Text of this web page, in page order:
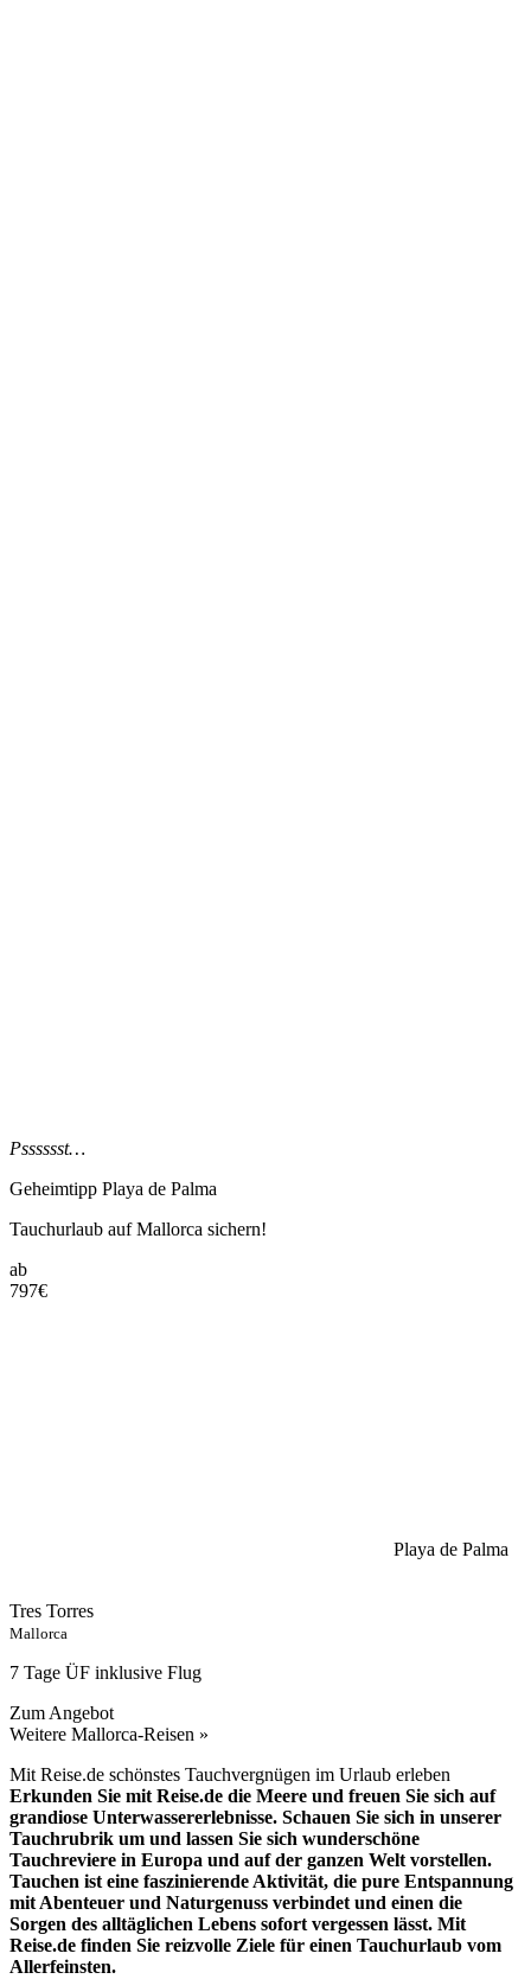
Psssssst…
Geheimtipp Playa de Palma
Tauchurlaub auf Mallorca sichern!
ab
797€
Playa de Palma
Tres Torres
Mallorca
7 Tage ÜF inklusive Flug
Zum Angebot
Weitere Mallorca-Reisen »
Mit Reise.de schönstes Tauchvergnügen im Urlaub erleben
Erkunden Sie mit Reise.de die Meere und freuen Sie sich auf
grandiose Unterwassererlebnisse. Schauen Sie sich in unserer
Tauchrubrik um und lassen Sie sich wunderschöne
Tauchreviere in Europa und auf der ganzen Welt vorstellen.
Tauchen ist eine faszinierende Aktivität, die pure Entspannung
mit Abenteuer und Naturgenuss verbindet und einen die
Sorgen des alltäglichen Lebens sofort vergessen lässt. Mit
Reise.de finden Sie reizvolle Ziele für einen Tauchurlaub vom
Allerfeinsten.